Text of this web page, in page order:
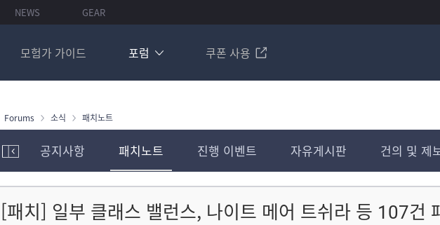
NEWS GEAR
모험가 가이드 포럼 쿠폰 사용
모
험
가
포
럼
공지사항 패치노트 진행 이벤트 자유게시판 건의 및 제
Forums 소식 패치노트
[패치] 일부 클래스 밸런스, 나이트 메어 트쉬라 등 107